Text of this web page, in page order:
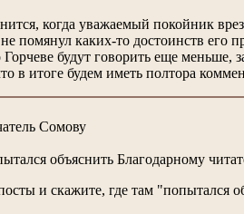
когда уважаемый покойник
помянул каких-то достоинств его
Горчеве будут говорить еще
в итоге будем иметь полтора
Сомову
объяснить Благодарному
и скажите, где там "попытался